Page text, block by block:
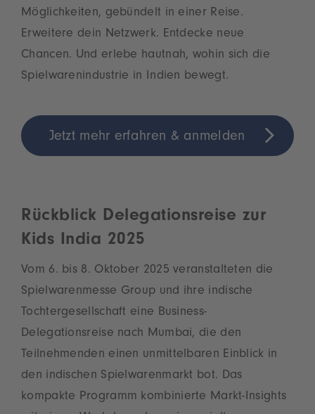
Möglichkeiten, gebündelt in einer Reise.
Erweitere dein Netzwerk. Entdecke neue
Chancen. Und erlebe hautnah, wohin sich die
Spielwarenindustrie in Indien bewegt.
Jetzt mehr erfahren & anmelden
Rückblick Delegationsreise zur
Kids India 2025
Vom 6. bis 8. Oktober 2025 veranstalteten die
Spielwarenmesse Group und ihre indische
Tochtergesellschaft eine Business-
Delegationsreise nach Mumbai, die den
Teilnehmenden einen unmittelbaren Einblick in
den indischen Spielwarenmarkt bot. Das
kompakte Programm kombinierte Markt-Insights